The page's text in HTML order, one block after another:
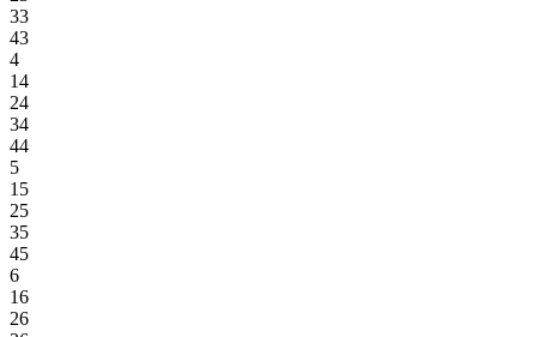
33
43
4
14
24
34
44
5
15
25
35
45
6
16
26